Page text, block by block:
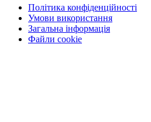
Політика конфіденційності
Умови використання
Загальна інформація
Файли cookie